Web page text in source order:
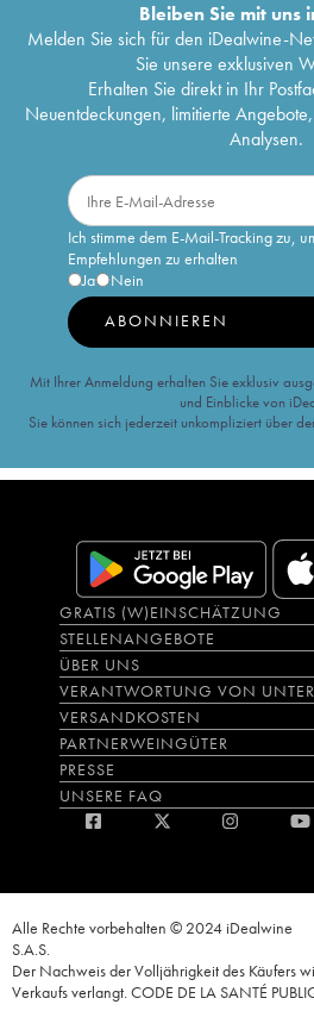
Bleiben Sie mit uns
Melden Sie sich für den iDealwine-
Sie unsere exklusiven
Erhalten Sie direkt in Ihr
Neuentdeckungen, limitierte
Analysen.
Ich stimme dem E-Mail-Tracking zu,
Empfehlungen zu erhalten
Ja
Nein
ABONNIEREN
Mit Ihrer Anmeldung erhalten Sie exklusiv
und Einblicke von
Sie können sich jederzeit unkompliziert über
GRATIS (W)EINSCHÄTZUNG
STELLENANGEBOTE
ÜBER UNS
VERANTWORTUNG VON
VERSANDKOSTEN
PARTNERWEINGÜTER
PRESSE
UNSERE FAQ
Alle Rechte vorbehalten © 2024 iDealwine
S.A.S.
Der Nachweis der Volljährigkeit des Käufers
Verkaufs verlangt. CODE DE LA SANTÉ